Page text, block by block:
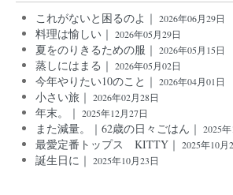
これがないと困るのよ｜ 2026年06月29日
料理は愉しい｜ 2026年05月29日
夏をのりきるための服｜ 2026年05月15日
蒸しにはまる｜ 2026年05月02日
今年やりたい10のこと｜ 2026年04月01日
小さい旅｜ 2026年02月28日
年末。｜ 2025年12月27日
また減量。｜62歳の日々ごはん｜ 2025
最愛定番トップス KITTY｜ 2025年10月
誕生日に｜ 2025年10月23日